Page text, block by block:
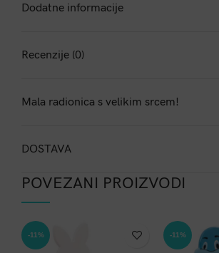
Dodatne informacije
Recenzije (0)
Mala radionica s velikim srcem!
DOSTAVA
POVEZANI PROIZVODI
-11% -11%